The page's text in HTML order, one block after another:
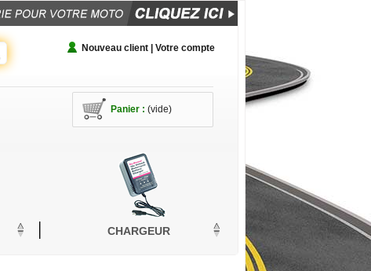
Nouveau client | Votre compte
Panier : (vide)
CHARGEUR